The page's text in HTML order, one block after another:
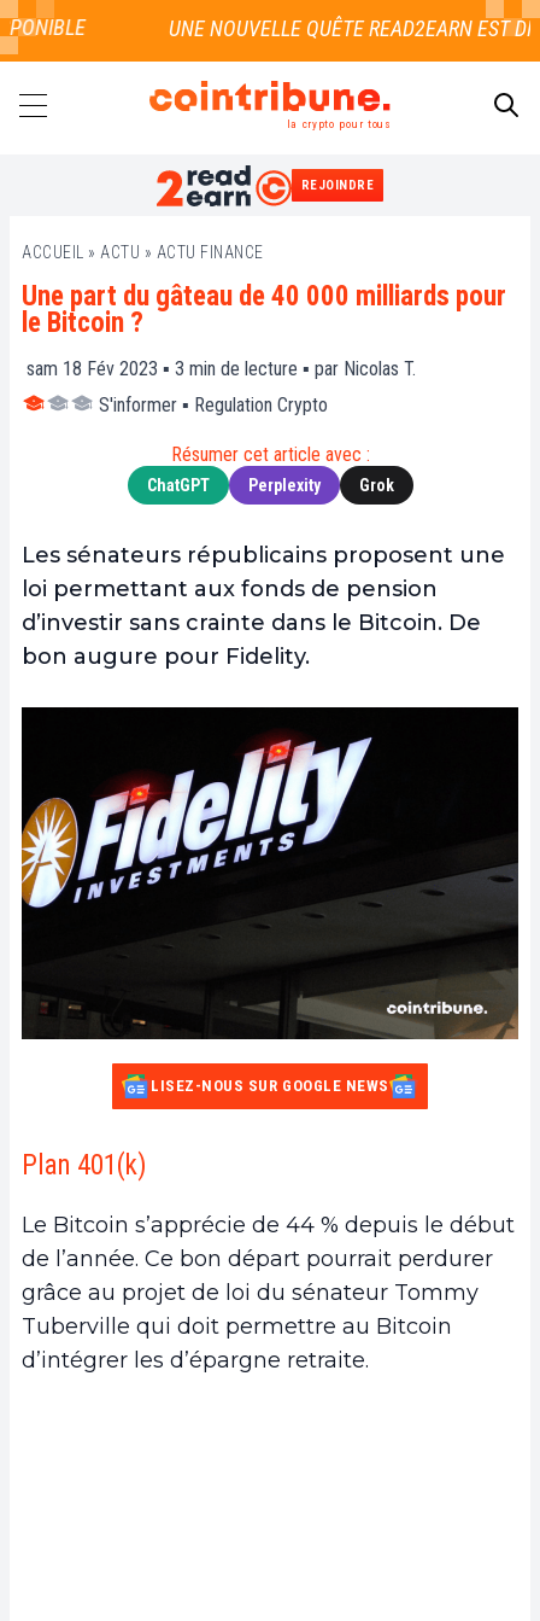
la crypto pour tous
REJOINDRE
ACCUEIL » ACTU » ACTU FINANCE
Une part du gâteau de 40 000 milliards pour
le Bitcoin ?
sam 18 Fév 2023 ▪ 3 min de lecture ▪ par Nicolas T.
S'informer ▪ Regulation Crypto
Résumer cet article avec :
ChatGPT Perplexity Grok
Les sénateurs républicains proposent une
loi permettant aux fonds de pension
d’investir sans crainte dans le Bitcoin. De
bon augure pour Fidelity.
LISEZ-NOUS SUR GOOGLE NEWS
Plan 401(k)
Le Bitcoin s’apprécie de 44 % depuis le début
de l’année. Ce bon départ pourrait perdurer
grâce au projet de loi du sénateur Tommy
Tuberville qui doit permettre au Bitcoin
d’intégrer les d’épargne retraite.